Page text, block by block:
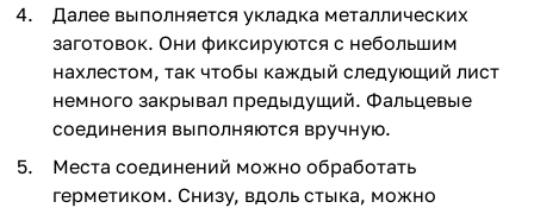
Далее выполняется укладка металлических
заготовок. Они фиксируются с небольшим
нахлестом, так чтобы каждый следующий лист
немного закрывал предыдущий. Фальцевые
соединения выполняются вручную.
Места соединений можно обработать
герметиком. Снизу, вдоль стыка, можно